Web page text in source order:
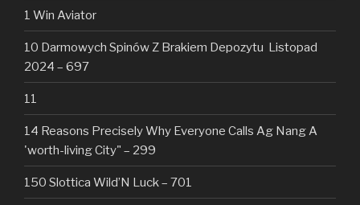
1 Win Aviator
10 Darmowych Spinów Z Brakiem Depozytu ️ Listopad
2024 – 697
11
14 Reasons Precisely Why Everyone Calls Ag Nang A
'worth-living City" – 299
150 Slottica Wild’N Luck – 701